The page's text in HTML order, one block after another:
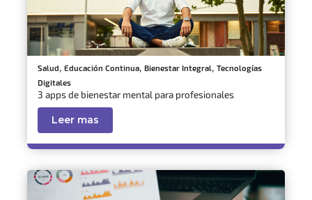
Salud, Educación Continua, Bienestar Integral, Tecnologías
Digitales
3 apps de bienestar mental para profesionales
Leer mas